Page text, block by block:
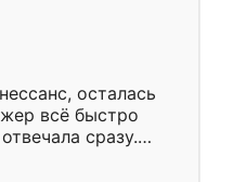
осталась
всё быстро
сразу.
подошёл к